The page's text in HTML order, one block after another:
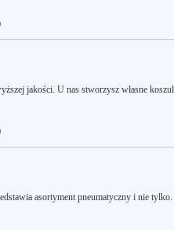
jakości. U nas stworzysz własne
asortyment pneumatyczny i nie tylko.